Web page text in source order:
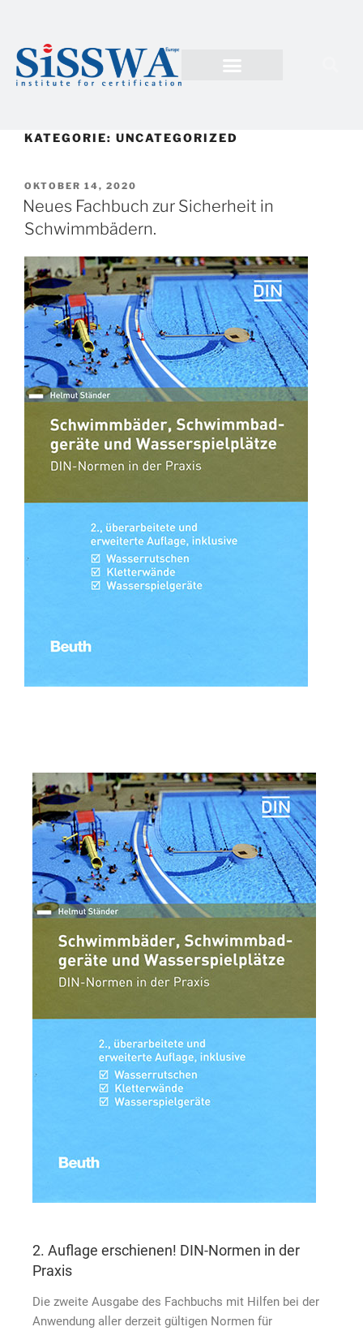
KATEGORIE: UNCATEGORIZED
OKTOBER 14, 2020
Neues Fachbuch zur Sicherheit in
Schwimmbädern.
2. Auflage erschienen! DIN-Normen in der
Praxis
Die zweite Ausgabe des Fachbuchs mit Hilfen bei der
Anwendung aller derzeit gültigen Normen für